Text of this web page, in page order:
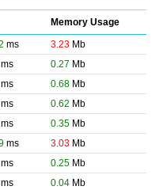
Memory Usage
ms 3.23Mb
0.27 Mb
0.68Mb
ms 0.62 Mb
0.35Mb
ms 3.03Mb
0.25Mb
0.04Mb